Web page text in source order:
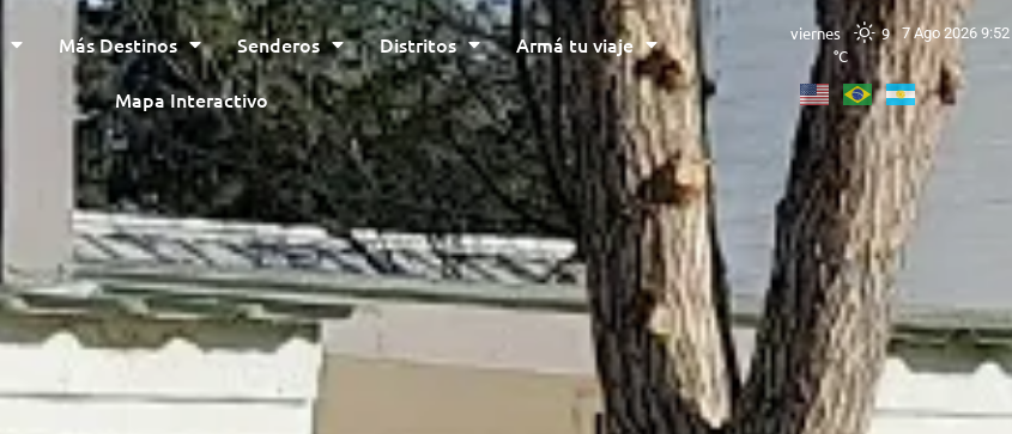
Más Destinos Senderos Distritos Armá tu viaje
Mapa Interactivo
viernes
9
°C
7 Ago 2026 9:52